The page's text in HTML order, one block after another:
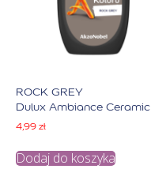
ROCK GREY
Dulux Ambiance Ceramic
4,99 zł
Dodaj do koszyka